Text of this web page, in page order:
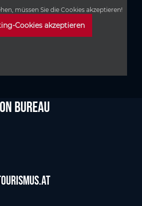
müssen Sie die Cookies akzeptieren!
Cookies akzeptieren
Bureau